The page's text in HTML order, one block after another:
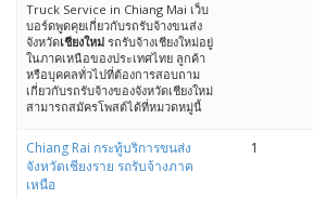
Truck Service in Chiang Mai เว็บ
บอร์ดพูดคุยเกี่ยวกับรถรับจ้างขนส่ง
จังหวัดเชียงใหม่ รถรับจ้างเชียงใหม่อยู่
ในภาคเหนือของประเทศไทย ลูกค้า
หรือบุคคลทั่วไปที่ต้องการสอบถาม
เกี่ยวกับรถรับจ้างของจังหวัดเชียงใหม่
สามารถสมัครโพสต์ได้ที่หมวดหมู่นี้
Chiang Rai กระทู้บริการขนส่ง
จังหวัดเชียงราย รถรับจ้างภาค
เหนือ
1